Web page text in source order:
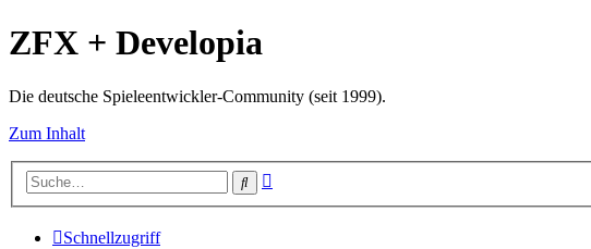
ZFX + Developia
Die deutsche Spieleentwickler-Community (seit 1999).
Zum Inhalt
Suche
Schnellzugriff